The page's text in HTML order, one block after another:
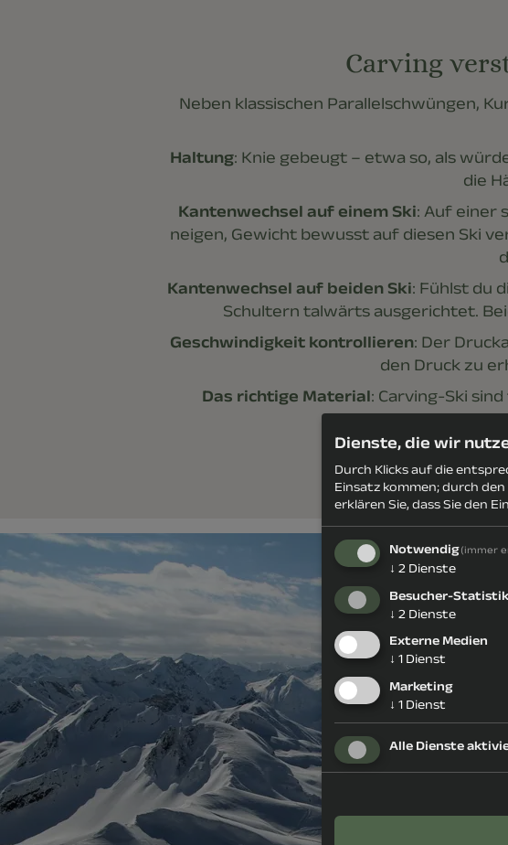
Carving
Neben klassischen Parallelschwüngen,
Haltung: Knie gebeugt – etwa so, als
die
Kantenwechsel auf einem Ski: Auf einer
neigen, Gewicht bewusst auf diesen Ski
Kantenwechsel auf beiden Ski: Fühlst du
Schultern talwärts ausgerichtet.
Geschwindigkeit kontrollieren: Der
den Druck zu
Das richtige Material: Carving-Ski
Dienste, die wir
Durch Klicks auf die
Einsatz kommen; durch den
erklären Sie, dass Sie den
Notwendig (immer
↓ 2 Dienste
Besucher-
↓ 2 Dienste
Externe Medien
↓ 1 Dienst
Marketing
↓ 1 Dienst
Alle Dienste